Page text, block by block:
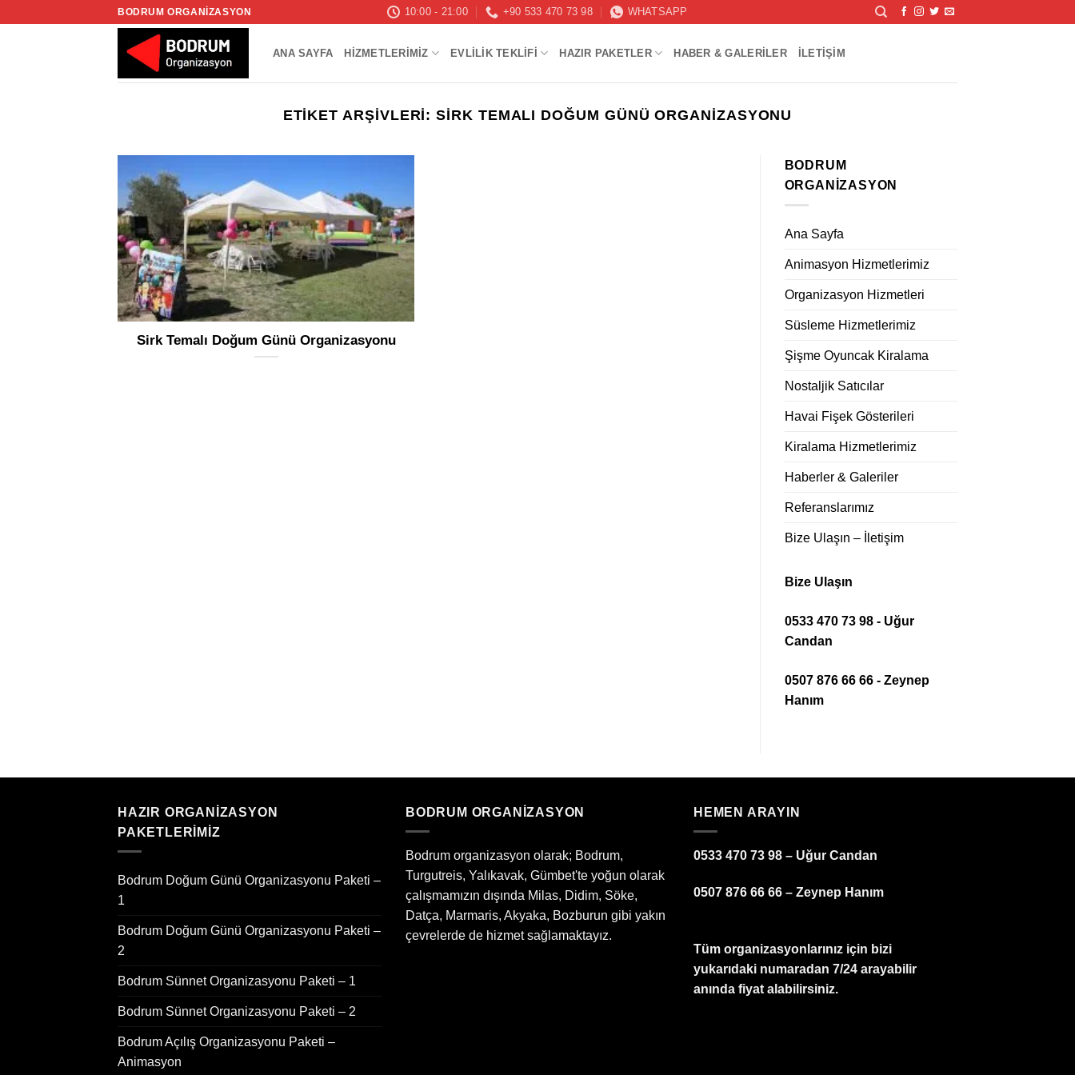
BODRUM ORGANIZASYON 10:00 - 21:00 +90 533 470 73 98 WHATSAPP
ANA SAYFA HIZMETLERIMIZ EVLILIK TEKLIFI HAZIR PAKETLER HABER & GALERILER İLETIŞIM
ETIKET ARŞIVLERI:SIRK TEMALI DOĞUM GÜNÜ ORGANIZASYONU
Sirk Temalı Doğum Günü Organizasyonu
BODRUM
ORGANIZASYON
Ana Sayfa
Animasyon Hizmetlerimiz
Organizasyon Hizmetleri
Süsleme Hizmetlerimiz
Şişme Oyuncak Kiralama
Nostaljik Satıcılar
Havai Fişek Gösterileri
Kiralama Hizmetlerimiz
Haberler & Galeriler
Referanslarımız
Bize Ulaşın – İletişim
Bize Ulaşın
0533 470 73 98 - Uğur
Candan
0507 876 66 66 - Zeynep
Hanım
HAZIR ORGANIZASYON
PAKETLERIMIZ
Bodrum Doğum Günü Organizasyonu Paketi –
1
Bodrum Doğum Günü Organizasyonu Paketi –
2
Bodrum Sünnet Organizasyonu Paketi – 1
Bodrum Sünnet Organizasyonu Paketi – 2
Bodrum Açılış Organizasyonu Paketi –
Animasyon
BODRUM ORGANIZASYON
Bodrum organizasyon olarak; Bodrum,
Turgutreis, Yalıkavak, Gümbet'te yoğun olarak
çalışmamızın dışında Milas, Didim, Söke,
Datça, Marmaris, Akyaka, Bozburun gibi yakın
çevrelerde de hizmet sağlamaktayız.
HEMEN ARAYIN
0533 470 73 98 – Uğur Candan
0507 876 66 66 – Zeynep Hanım
Tüm organizasyonlarınız için bizi
yukarıdaki numaradan 7/24 arayabilir
anında fiyat alabilirsiniz.